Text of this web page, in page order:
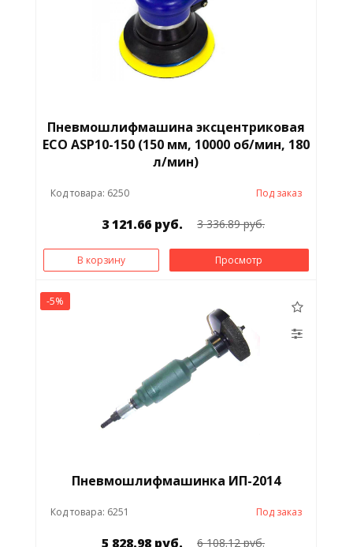
Пневмошлифмашина эксцентриковая
ECO ASP10-150 (150 мм, 10000 об/мин, 180
л/мин)
Код товара: 6250 Под заказ
3 121.66 руб. 3 336.89 руб.
В корзину Просмотр
-5%
Пневмошлифмашинка ИП-2014
Код товара: 6251 Под заказ
5 828.98 руб. 6 108.12 руб.